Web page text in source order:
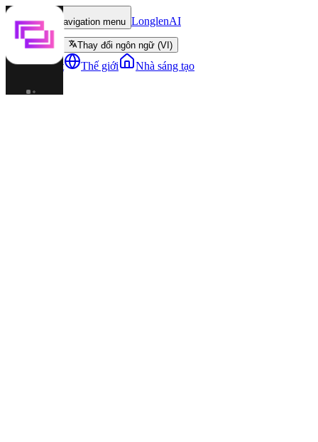
Toggle navigation menu LonglenAI
Thay đổi ngôn ngữ (VI)
Nhân vật Thế giới Nhà sáng tạo